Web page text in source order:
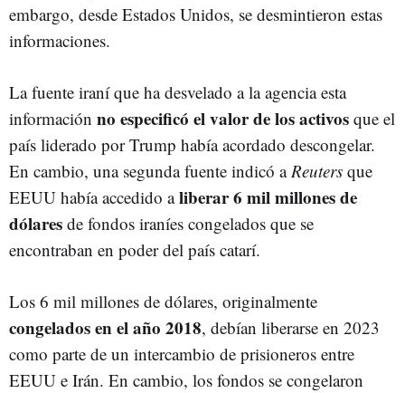
embargo, desde Estados Unidos, se desmintieron estas
informaciones.
La fuente iraní que ha desvelado a la agencia esta
información no especificó el valor de los activos que el
país liderado por Trump había acordado descongelar.
En cambio, una segunda fuente indicó a Reuters que
EEUU había accedido aliberar 6 mil millones de
dólares de fondos iraníes congelados que se
encontraban en poder del país catarí.
Los 6 mil millones de dólares, originalmente
congelados en el año 2018, debían liberarse en 2023
como parte de un intercambio de prisioneros entre
EEUU e Irán. En cambio, los fondos se congelaron